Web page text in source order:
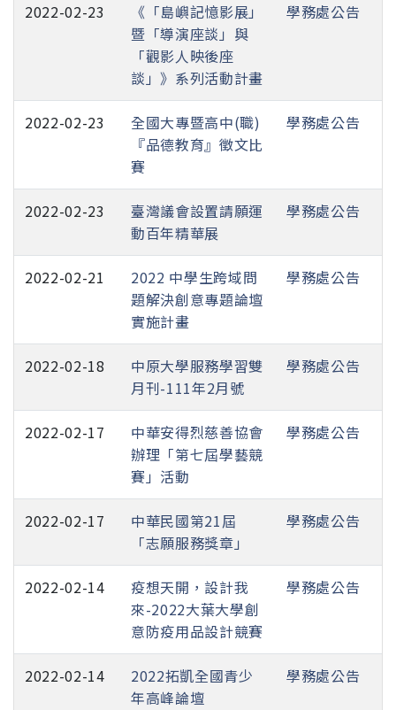
2022-02-23
《「島嶼記憶影展」
暨「導演座談」與
「觀影人映後座
談」》系列活動計畫
學務處公告
2022-02-23
全國大專暨高中(職)
『品德教育』徵文比
賽
學務處公告
2022-02-23
臺灣議會設置請願運
動百年精華展
學務處公告
2022-02-21
2022 中學生跨域問
題解決創意專題論壇
實施計畫
學務處公告
2022-02-18
中原大學服務學習雙
月刊-111年2月號
學務處公告
2022-02-17
中華安得烈慈善協會
辦理「第七屆學藝競
賽」活動
學務處公告
2022-02-17
中華民國第21屆
「志願服務獎章」
學務處公告
2022-02-14
疫想天開，設計我
來-2022大葉大學創
意防疫用品設計競賽
學務處公告
2022-02-14
2022拓凱全國青少
年高峰論壇
學務處公告